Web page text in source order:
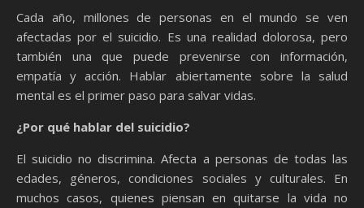
Cada año, millones de personas en el mundo se ven
afectadas por el suicidio. Es una realidad dolorosa, pero
también una que puede prevenirse con información,
empatía y acción. Hablar abiertamente sobre la salud
mental es el primer paso para salvar vidas.
¿Por qué hablar del suicidio?
El suicidio no discrimina. Afecta a personas de todas las
edades, géneros, condiciones sociales y culturales. En
muchos casos, quienes piensan en quitarse la vida no